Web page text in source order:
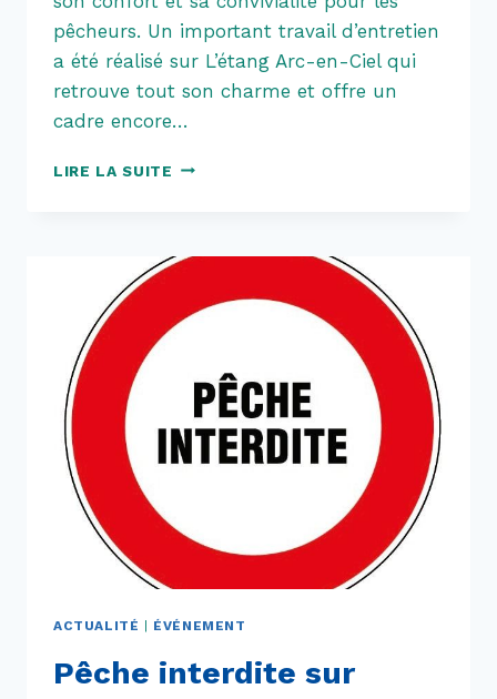
pêcheurs. Un important travail d’entretien
a été réalisé sur L’étang Arc-en-Ciel qui
retrouve tout son charme et offre un
cadre encore…
LIRE LA SUITE DES
PLUS
CONFORT
À
EN-
CIEL.
ACTUALITÉ | ÉVÉNEMENT
Pêche interdite sur